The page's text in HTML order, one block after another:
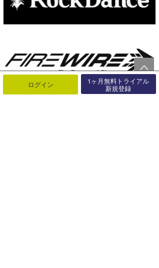
ログイン 1ヶ月無料トライアル
新規登録